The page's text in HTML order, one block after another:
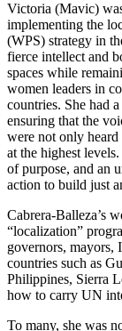
Victoria (Mavic)
implementing the
(WPS) strategy in
fierce intellect and
spaces while
women leaders in
countries. She had
ensuring that the
were not only
at the highest
of purpose, and an
action to build just
Cabrera-Balleza’s
“localization”
governors, mayors,
countries such as
Philippines, Sierra
how to carry UN
To many, she was